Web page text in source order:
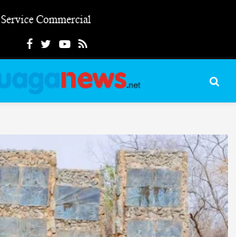
Service Commercial
FacebookTwitterYoutube
Rss